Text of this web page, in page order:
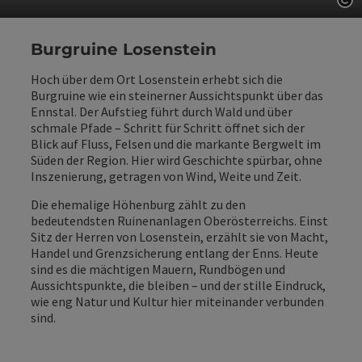
Burgruine Losenstein
Hoch über dem Ort Losenstein erhebt sich die
Burgruine wie ein steinerner Aussichtspunkt über das
Ennstal. Der Aufstieg führt durch Wald und über
schmale Pfade – Schritt für Schritt öffnet sich der
Blick auf Fluss, Felsen und die markante Bergwelt im
Süden der Region. Hier wird Geschichte spürbar, ohne
Inszenierung, getragen von Wind, Weite und Zeit.
Die ehemalige Höhenburg zählt zu den
bedeutendsten Ruinenanlagen Oberösterreichs. Einst
Sitz der Herren von Losenstein, erzählt sie von Macht,
Handel und Grenzsicherung entlang der Enns. Heute
sind es die mächtigen Mauern, Rundbögen und
Aussichtspunkte, die bleiben – und der stille Eindruck,
wie eng Natur und Kultur hier miteinander verbunden
sind.